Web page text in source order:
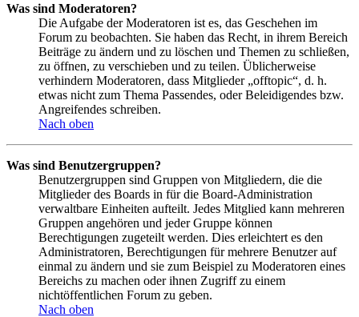
Was sind Moderatoren?
Die Aufgabe der Moderatoren ist es, das Geschehen im
Forum zu beobachten. Sie haben das Recht, in ihrem Bereich
Beiträge zu ändern und zu löschen und Themen zu schließen,
zu öffnen, zu verschieben und zu teilen. Üblicherweise
verhindern Moderatoren, dass Mitglieder „offtopic“, d. h.
etwas nicht zum Thema Passendes, oder Beleidigendes bzw.
Angreifendes schreiben.
Nach oben
Was sind Benutzergruppen?
Benutzergruppen sind Gruppen von Mitgliedern, die die
Mitglieder des Boards in für die Board-Administration
verwaltbare Einheiten aufteilt. Jedes Mitglied kann mehreren
Gruppen angehören und jeder Gruppe können
Berechtigungen zugeteilt werden. Dies erleichtert es den
Administratoren, Berechtigungen für mehrere Benutzer auf
einmal zu ändern und sie zum Beispiel zu Moderatoren eines
Bereichs zu machen oder ihnen Zugriff zu einem
nichtöffentlichen Forum zu geben.
Nach oben